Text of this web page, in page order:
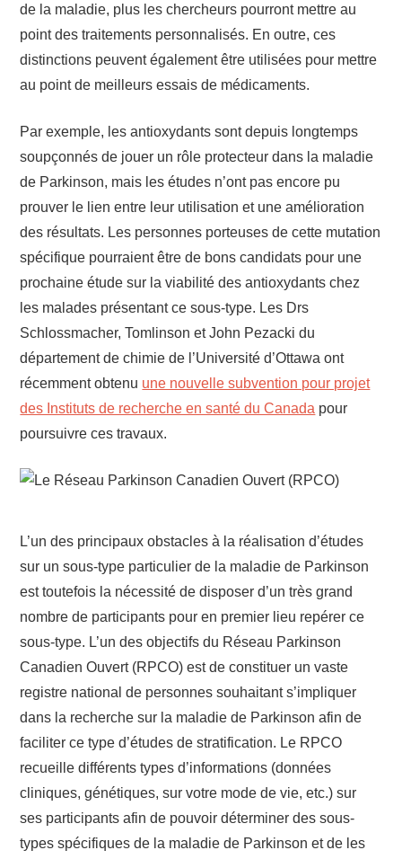
de la maladie, plus les chercheurs pourront mettre au
point des traitements personnalisés. En outre, ces
distinctions peuvent également être utilisées pour mettre
au point de meilleurs essais de médicaments.
Par exemple, les antioxydants sont depuis longtemps
soupçonnés de jouer un rôle protecteur dans la maladie
de Parkinson, mais les études n’ont pas encore pu
prouver le lien entre leur utilisation et une amélioration
des résultats. Les personnes porteuses de cette mutation
spécifique pourraient être de bons candidats pour une
prochaine étude sur la viabilité des antioxydants chez
les malades présentant ce sous-type. Les Drs
Schlossmacher, Tomlinson et John Pezacki du
département de chimie de l’Université d’Ottawa ont
récemment obtenu une nouvelle subvention pour projet
des Instituts de recherche en santé du Canada pour
poursuivre ces travaux.
L’un des principaux obstacles à la réalisation d’études
sur un sous-type particulier de la maladie de Parkinson
est toutefois la nécessité de disposer d’un très grand
nombre de participants pour en premier lieu repérer ce
sous-type. L’un des objectifs du Réseau Parkinson
Canadien Ouvert (RPCO) est de constituer un vaste
registre national de personnes souhaitant s’impliquer
dans la recherche sur la maladie de Parkinson afin de
faciliter ce type d’études de stratification. Le RPCO
recueille différents types d’informations (données
cliniques, génétiques, sur votre mode de vie, etc.) sur
ses participants afin de pouvoir déterminer des sous-
types spécifiques de la maladie de Parkinson et de les